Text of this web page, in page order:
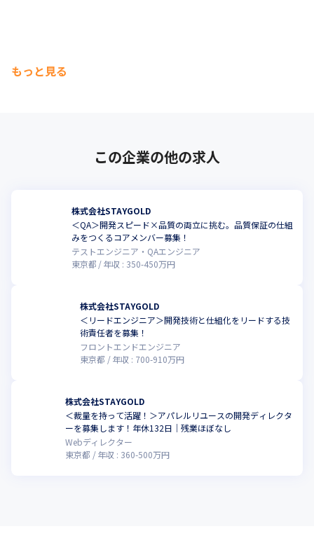
もっと見る
この企業の他の求人
株式会社STAYGOLD
＜QA＞開発スピード×品質の両立に挑む。品質保証の仕組
みをつくるコアメンバー募集！
テストエンジニア・QAエンジニア
東京都
年収 : 350-450万円
株式会社STAYGOLD
＜リードエンジニア＞開発技術と仕組化をリードする技
術責任者を募集！
フロントエンドエンジニア
東京都
年収 : 700-910万円
株式会社STAYGOLD
＜裁量を持って活躍！＞アパレルリユースの開発ディレクタ
ーを募集します！年休132日｜残業ほぼなし
Webディレクター
東京都
年収 : 360-500万円